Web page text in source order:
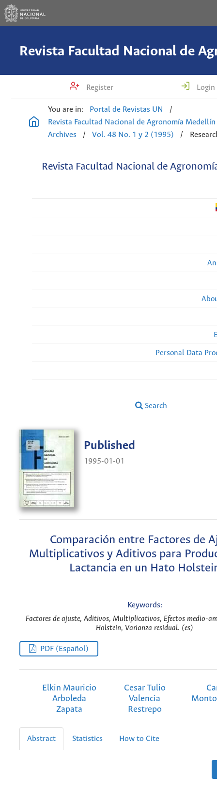
Register Login
You are in: Portal de Revistas UN
/
Revista Facultad Nacional de Agronomía Medellín
Archives
/ Vol. 48 No. 1 y 2 (1995) /
Revista Facultad Nacional de
Personal Data
Search
Published
1995-01-01
Comparación entre Factores de
Multiplicativos y Aditivos para
Lactancia en un Hato
Keywords:
Factores de ajuste, Aditivos, Multiplicativos, Efectos medio-
Holstein, Varianza residual. (es)
PDF (Español)
Elkin Mauricio
Arboleda
Zapata
Cesar Tulio
Valencia
Restrepo
Abstract Statistics How to Cite